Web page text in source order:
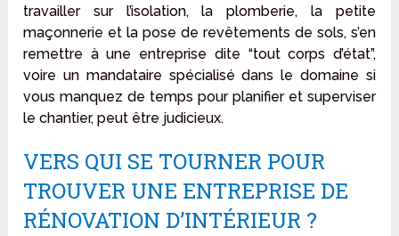
travailler sur l’isolation, la plomberie, la petite
maçonnerie et la pose de revêtements de sols, s’en
remettre à une entreprise dite “tout corps d’état”,
voire un mandataire spécialisé dans le domaine si
vous manquez de temps pour planifier et superviser
le chantier, peut être judicieux.
VERS QUI SE TOURNER POUR
TROUVER UNE ENTREPRISE DE
RÉNOVATION D’INTÉRIEUR ?